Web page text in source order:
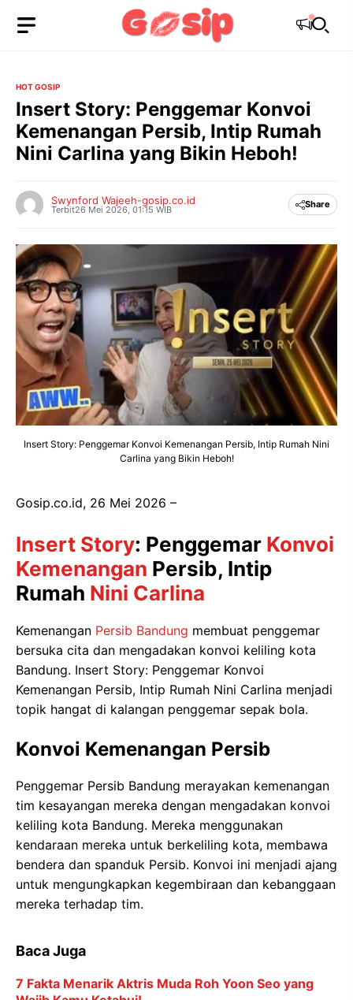
HOT GOSIP
Insert Story: Penggemar Konvoi
Kemenangan Persib, Intip Rumah
Nini Carlina yang Bikin Heboh!
Swynford Wajeeh-gosip.co.id
Terbit26 Mei 2026, 01:15 WIB Share
Insert Story: Penggemar Konvoi Kemenangan Persib, Intip Rumah Nini
Carlina yang Bikin Heboh!
Gosip.co.id, 26 Mei 2026 –
Insert Story: Penggemar Konvoi
Kemenangan Persib, Intip
Rumah Nini Carlina
Kemenangan Persib Bandung membuat penggemar
bersuka cita dan mengadakan konvoi keliling kota
Bandung. Insert Story: Penggemar Konvoi
Kemenangan Persib, Intip Rumah Nini Carlina menjadi
topik hangat di kalangan penggemar sepak bola.
Konvoi Kemenangan Persib
Penggemar Persib Bandung merayakan kemenangan
tim kesayangan mereka dengan mengadakan konvoi
keliling kota Bandung. Mereka menggunakan
kendaraan mereka untuk berkeliling kota, membawa
bendera dan spanduk Persib. Konvoi ini menjadi ajang
untuk mengungkapkan kegembiraan dan kebanggaan
mereka terhadap tim.
Baca Juga
7 Fakta Menarik Aktris Muda Roh Yoon Seo yang